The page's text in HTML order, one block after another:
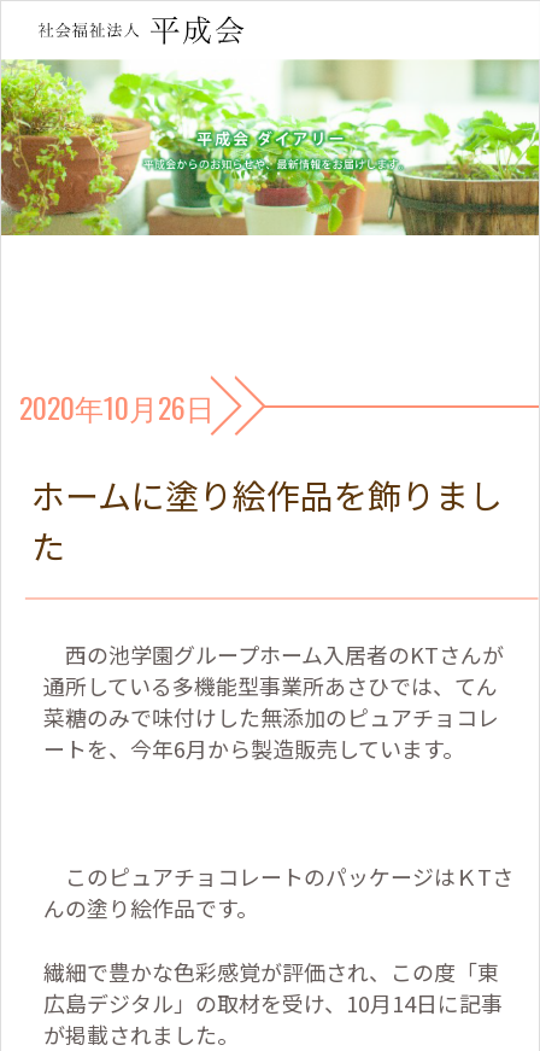
2020年10月26日
ホームに塗り絵作品を飾りまし
た
西の池学園グループホーム入居者のKTさんが
通所している多機能型事業所あさひでは、てん
菜糖のみで味付けした無添加のピュアチョコレ
ートを、今年6月から製造販売しています。
このピュアチョコレートのパッケージはＫTさ
んの塗り絵作品です。
繊細で豊かな色彩感覚が評価され、この度「東
広島デジタル」の取材を受け、 10月14日に記事
が掲載されました。